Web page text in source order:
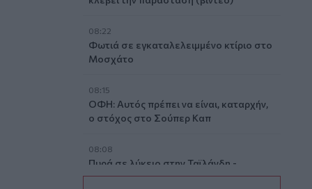
08:22
Φωτιά σε εγκαταλελειμμένο κτίριο στο
Μοσχάτο
08:15
ΟΦΗ: Αυτός πρέπει να είναι, καταρχήν,
ο στόχος στο Σούπερ Καπ
08:08
Πυρά σε λύκειο στην Ταϊλάνδη -
Τουλάχιστον 2 νεκροί